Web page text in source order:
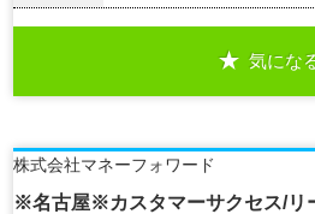
気にな
株式会社マネーフォワード
※名古屋※カスタマーサクセス/リ